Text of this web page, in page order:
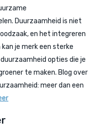
Duurzaamheid is niet
en het integreren
je merk een sterke
opties die je
te maken. Blog over
meer dan een